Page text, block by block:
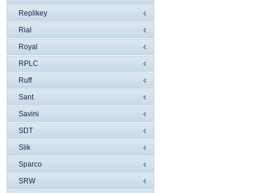
Replikey
Rial
Royal
RPLC
Ruff
Sant
Savini
SDT
Slik
Sparco
SRW